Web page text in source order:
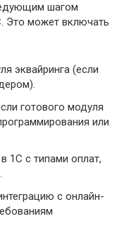
шагом
Это может включать
эквайринга (если
готового модуля
или
1С с типами оплат,
с онлайн-